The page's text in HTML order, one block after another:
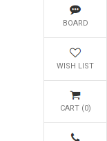
BOARD
WISH LIST
CART (0)